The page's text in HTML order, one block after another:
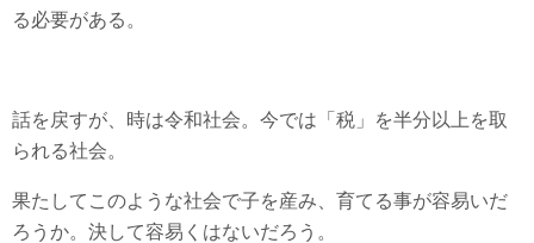
る必要がある。
話を戻すが、時は令和社会。今では「税」を半分以上を取
られる社会。
果たしてこのような社会で子を産み、育てる事が容易いだ
ろうか。決して容易くはないだろう。